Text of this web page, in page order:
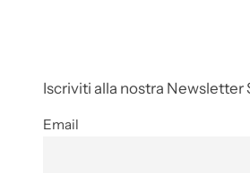
Iscriviti alla nostra Newsletter
Email